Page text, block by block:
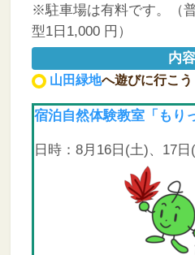
※駐車場は有料です。（
型1日1,000 円）
内容
山田緑地へ遊びに行こう
宿泊自然体験教室「もり
日時：8月16日(土)、17